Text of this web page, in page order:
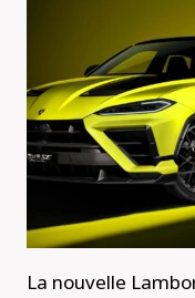
La nouvelle